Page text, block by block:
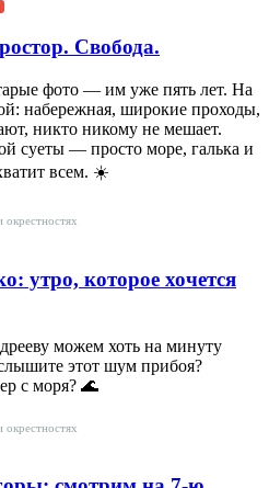
Свобода.
фото — им уже пять лет. На
набережная, широкие проходы,
никто никому не мешает.
суеты — просто море, галька и
всем. ☀️
утро, которое хочется
можем хоть на минуту
этот шум прибоя?
с моря? 🌊